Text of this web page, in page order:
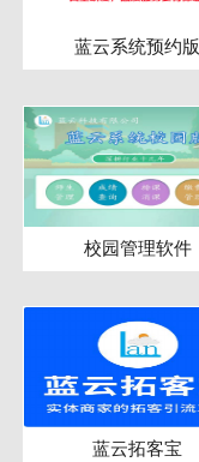
蓝云系统预约版
校园管理软件
蓝云拓客宝